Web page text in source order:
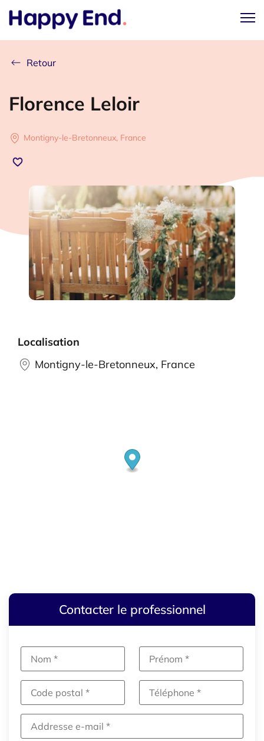
Retour
Florence Leloir
Montigny-le-Bretonneux, France
Localisation
Montigny-le-Bretonneux, France
Contacter le professionnel